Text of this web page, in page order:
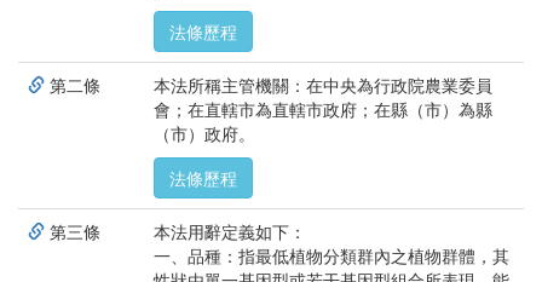
法條歷程
第二條
本法所稱主管機關：在中央為行政院農業委員
會；在直轄市為直轄市政府；在縣（市）為縣
（市）政府。
法條歷程
第三條
本法用辭定義如下：
一、品種：指最低植物分類群內之植物群體，其